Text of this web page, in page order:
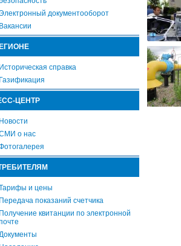
документооборот
Вакансии
Историческая справка
Газификация
ЦЕНТР
Новости
о нас
и цены
Передача показаний счетчика
Получение квитанции по электронной